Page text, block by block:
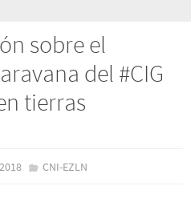
sobre el
del #CIG
tierras
CNI-EZLN